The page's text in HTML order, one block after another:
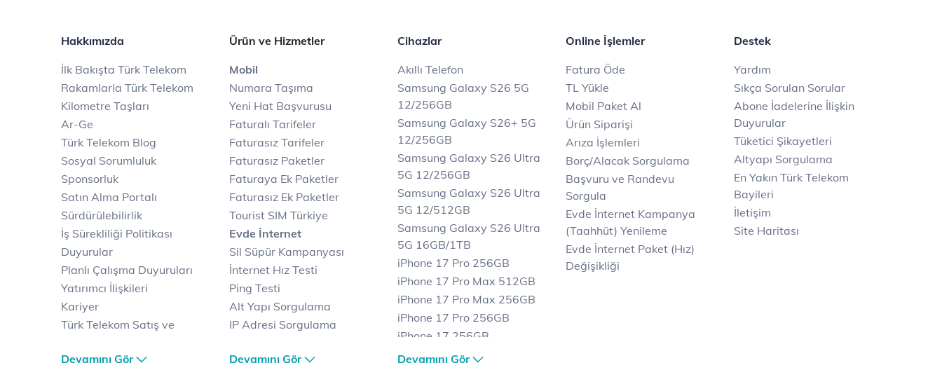
Hakkımızda
İlk Bakışta Türk Telekom
Rakamlarla Türk Telekom
Kilometre Taşları
Ar-Ge
Türk Telekom Blog
Sosyal Sorumluluk
Sponsorluk
Satın Alma Portalı
Sürdürülebilirlik
İş Sürekliliği Politikası
Duyurular
Planlı Çalışma Duyuruları
Yatırımcı İlişkileri
Kariyer
Türk Telekom Satış ve
Türk Telekom Finansal
Devamını Gör
Ürün ve Hizmetler
Mobil
Numara Taşıma
Yeni Hat Başvurusu
Faturalı Tarifeler
Faturasız Tarifeler
Faturasız Paketler
Faturaya Ek Paketler
Faturasız Ek Paketler
Tourist SIM Türkiye
Evde İnternet
Sil Süpür Kampanyası
İnternet Hız Testi
Ping Testi
Alt Yapı Sorgulama
IP Adresi Sorgulama
Avantajlı İnternet
Devamını Gör
Cihazlar
Akıllı Telefon
Samsung Galaxy S26 5G
12/256GB
Samsung Galaxy S26+ 5G
12/256GB
Samsung Galaxy S26 Ultra
5G 12/256GB
Samsung Galaxy S26 Ultra
5G 12/512GB
Samsung Galaxy S26 Ultra
5G 16GB/1TB
iPhone 17 Pro 256GB
iPhone 17 Pro Max 512GB
iPhone 17 Pro Max 256GB
iPhone 17 Pro 256GB
iPhone 17 256GB
iPhone 17 Air 256GB
Devamını Gör
Online İşlemler
Fatura Öde
TL Yükle
Mobil Paket Al
Ürün Siparişi
Arıza İşlemleri
Borç/Alacak Sorgulama
Başvuru ve Randevu
Sorgula
Evde İnternet Kampanya
(Taahhüt) Yenileme
Evde İnternet Paket (Hız)
Değişikliği
Destek
Yardım
Sıkça Sorulan Sorular
Abone İadelerine İlişkin
Duyurular
Tüketici Şikayetleri
Altyapı Sorgulama
En Yakın Türk Telekom
Bayileri
İletişim
Site Haritası